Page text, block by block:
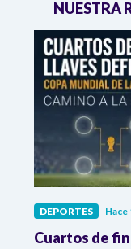
NUESTRA
DEPORTES Hace
Cuartos de